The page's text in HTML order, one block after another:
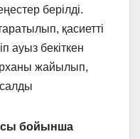
берілді.
қасиетті
ауыз бекіткен
жайылып,
бойынша